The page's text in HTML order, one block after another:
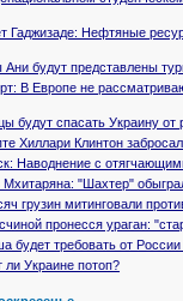
Гаджизаде: Нефтяные
Ани будут представлены
В Европе не
будут спасать Украину от
Хиллари Клинтон
Наводнение с
Мхитаряна: "Шахтер"
грузин митинговали
пронесся ураган:
будет требовать от
ли Украине потоп?